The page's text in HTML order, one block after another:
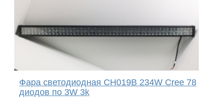
Фара светодиодная CH019B 234W Cree 78
диодов по 3W 3k